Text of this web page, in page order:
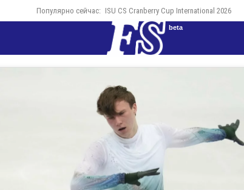
Популярно сейчас: ISU CS Cranberry Cup International 2026
beta